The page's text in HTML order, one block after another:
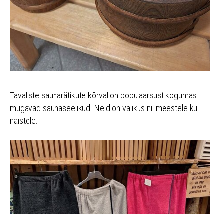
Tavaliste saunarätikute kõrval on populaarsust kogumas
mugavad saunaseelikud. Neid on valikus nii meestele kui
naistele.